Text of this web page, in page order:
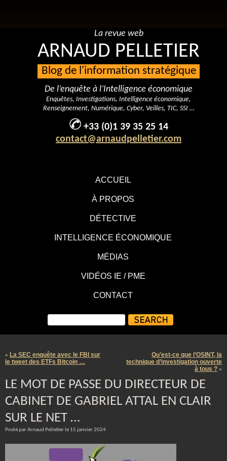
ACCUEIL
À PROPOS
DÉTECTIVE
INTELLIGENCE ÉCONOMIQUE
MÉDIAS
VIDÉOS IE / PME
CONTACT
La revue web
ARNAUD PELLETIER
Blog de l'information stratégique
De l’enquête à l’Intelligence économique
Enquêtes, Investigations, Intelligence économique,
Renseignement, Numérique, Cyber, Veilles, TIC, SSI …
+33 (0)1 39 35 25 14
contact@arnaudpelletier.com
« La SEC enquête avec le FBI sur
le tweet des ETFs Bitcoin …
Qu’est-ce que l’OSINT, la
technique d’investigation ouverte
à tous ? »
LE MOT DE PASSE DU DIRECTEUR DE
CABINET DE GABRIEL ATTAL EN CLAIR
SUR LE NET …
Posté par Arnaud Pelletier le 15 janvier 2024